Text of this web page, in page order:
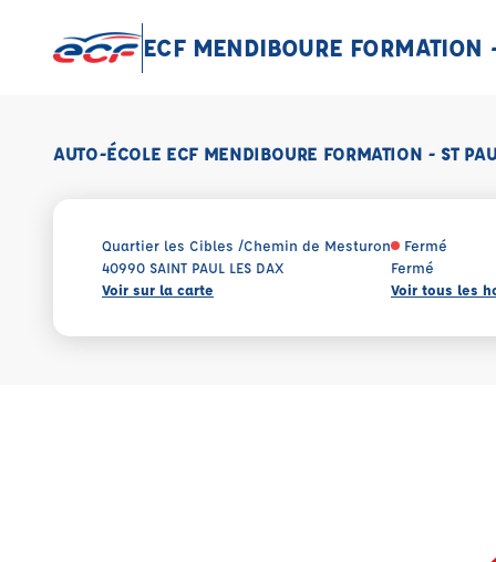
ECF MENDIBOURE
AUTO-ÉCOLE ECF MENDIBOURE FORMATION - ST
Quartier les Cibles /Chemin de Mesturon
40990 SAINT PAUL LES DAX
Voir sur la carte
Fermé
Fermé
Voir tous les